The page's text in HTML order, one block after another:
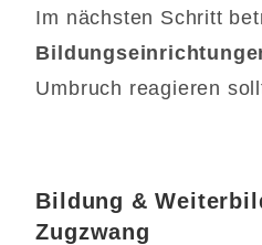
Im nächsten Schritt
Umbruch reagieren
Bildung &
Zugzwang